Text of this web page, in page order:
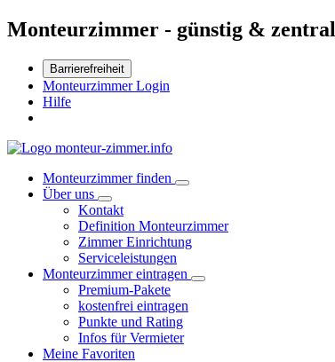
Monteurzimmer - günstig & zentral
Barrierefreiheit
Monteurzimmer Login
Hilfe
Monteurzimmer finden
Über uns
Kontakt
Definition Monteurzimmer
Zimmer Einrichtung
Serviceleistungen
Monteurzimmer eintragen
Premium-Pakete
kostenfrei eintragen
Punkte und Rating
Infos für Vermieter
Meine Favoriten